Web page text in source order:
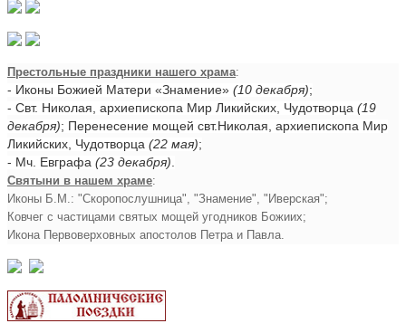
Престольные праздники нашего храма:
- Иконы Божией Матери «Знамение» (10 декабря);
- Свт. Николая, архиепископа Мир Ликийских, Чудотворца (19
декабря); Перенесение мощей свт.Николая, архиепископа Мир
Ликийских, Чудотворца (22 мая);
- Мч. Евграфа (23 декабря)
Святыни в нашем храме:
Иконы Б.М.: "Скоропослушница", "Знамение", "Иверская";
Ковчег с частицами святых мощей угодников Божиих;
Икона Первоверховных апостолов Петра и Павла.